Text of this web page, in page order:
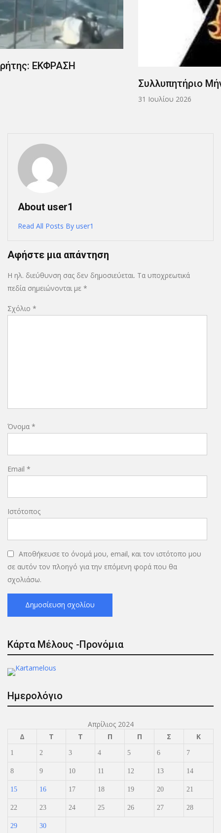
About user1
Read All Posts By user1
Αφήστε μια απάντηση
Η ηλ. διεύθυνση σας δεν δημοσιεύεται. Τα υποχρεωτικά
πεδία σημειώνονται με *
Σχόλιο *
Όνομα *
Email *
Ιστότοπος
Αποθήκευσε το όνομά μου, email, και τον ιστότοπο μου
σε αυτόν τον πλοηγό για την επόμενη φορά που θα
σχολιάσω.
Κάρτα Μέλους -Προνόμια
Ημερολόγιο
Απρίλιος 2024
Δ
Τ Τ Π Π Σ Κ
1 2 3 4 5 6 7
8 9 10 11 12 13 14
15 16 17 18 19 20 21
22 23 24 25 26 27 28
29 30